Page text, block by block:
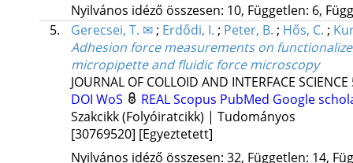
Nyilvános idéző összesen: 10, Független: 6,
5.
Gerecsei, T. ✉ ; Erdődi, I. ; Peter, B. ; Hős, C. ;
Adhesion force measurements on
micropipette and fluidic force microscopy
JOURNAL OF COLLOID AND INTERFACE SCIENCE
DOI WoS REALScopus PubMed Google
Szakcikk (Folyóiratcikk) | Tudományos
[30769520] [Egyeztetett]
Nyilvános idéző összesen: 32, Független: 14,